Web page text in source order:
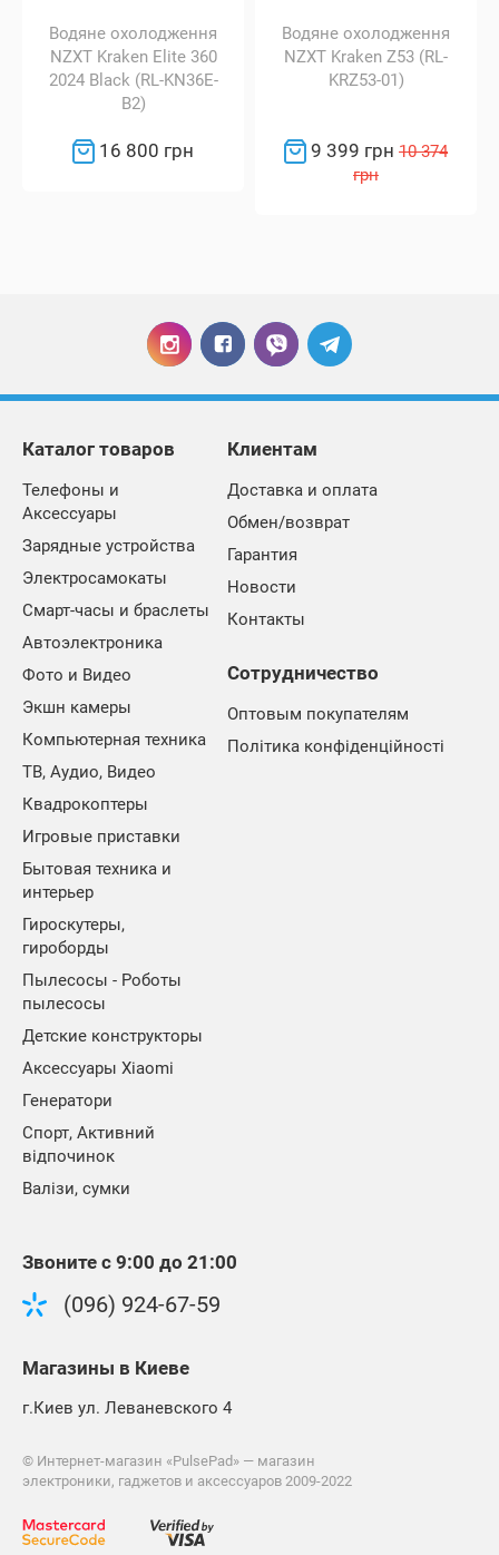
Водяне охолодження
NZXT Kraken Elite 360
2024 Black (RL-KN36E-
B2)
16 800 грн
Водяне охолодження
NZXT Kraken Z53 (RL-
KRZ53-01)
9 399 грн 10 374
грн
Каталог товаров
Телефоны и
Аксессуары
Зарядные устройства
Электросамокаты
Смарт-часы и браслеты
Автоэлектроника
Фото и Видео
Экшн камеры
Компьютерная техника
ТВ, Аудио, Видео
Квадрокоптеры
Игровые приставки
Бытовая техника и
интерьер
Гироскутеры,
гироборды
Пылесосы - Роботы
пылесосы
Детские конструкторы
Аксессуары Xiaomi
Генератори
Спорт, Активний
відпочинок
Валізи, сумки
Клиентам
Доставка и оплата
Обмен/возврат
Гарантия
Новости
Контакты
Сотрудничество
Оптовым покупателям
Політика конфіденційності
Звоните с 9:00 до 21:00
(096) 924-67-59
Магазины в Киеве
г.Киев ул. Леваневского 4
© Интернет-магазин «PulsePad» — магазин
электроники, гаджетов и аксессуаров 2009-2022